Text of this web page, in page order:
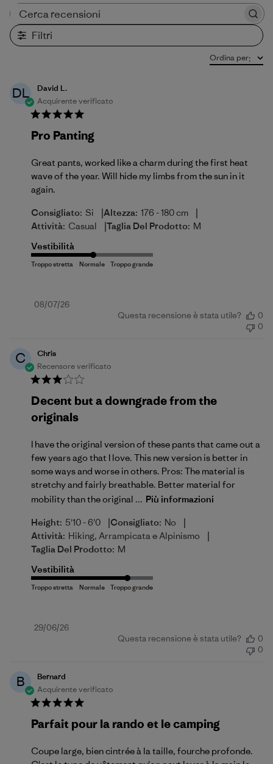
Filtri
Ordina per:
DL
David L.
Acquirente verificato
Pro Panting
Great pants, worked like a charm during the first heat
wave of the year. Will hide my limbs from the sun in it
again.
Consigliato: Si |Altezza: 176 - 180 cm |
Attività: Casual |Taglia Del Prodotto: M
Vestibilità
Data
08/07/26
Questa recensione è stata utile?
0
0
C
Chris
Recensore verificato
Decent but a downgrade from the
originals
I have the original version of these pants that came out a
few years ago that I love. This new version is better in
some ways and worse in others. Pros: The material is
stretchy and fairly breathable. Better material for
mobility than the original ... Più informazioni
Height: 5'10 - 6'0 |Consigliato: No |
Attività: Hiking, Arrampicata e Alpinismo |
Taglia Del Prodotto: M
Vestibilità
Data
29/06/26
Questa recensione è stata utile?
0
0
B
Bernard
Acquirente verificato
Parfait pour la rando et le camping
Coupe large, bien cintrée à la taille, fourche profonde.